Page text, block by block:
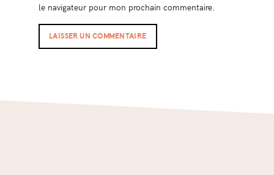
le navigateur pour mon prochain commentaire.